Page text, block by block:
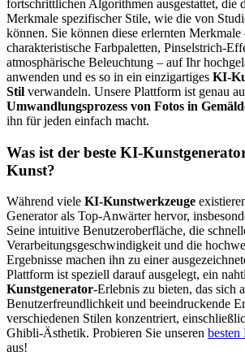
fortschrittlichen Algorithmen ausgestattet, die
Merkmale spezifischer Stile, wie die von
können. Sie können diese erlernten
charakteristische Farbpaletten, Pinselstrich-
atmosphärische Beleuchtung – auf Ihr
anwenden und es so in ein einzigartiges KI-
Stil verwandeln. Unsere Plattform ist genau
Umwandlungsprozess von Fotos in
ihn für jeden einfach macht.
Was ist der beste KI-
Kunst?
Während viele KI-Kunstwerkzeuge
Generator als Top-Anwärter hervor,
Seine intuitive Benutzeroberfläche, die
Verarbeitungsgeschwindigkeit und die
Ergebnisse machen ihn zu einer
Plattform ist speziell darauf ausgelegt, ein
Kunstgenerator-Erlebnis zu bieten, das sich
Benutzerfreundlichkeit und beeindruckende
verschiedenen Stilen konzentriert,
Ghibli-Ästhetik. Probieren Sie unseren
aus!